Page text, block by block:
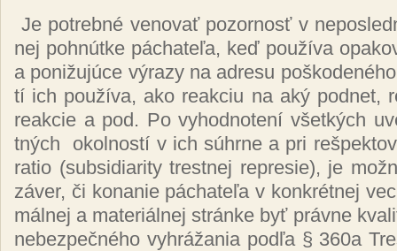
Je pot­reb­né ve­no­vať po­zor­nosť v
nej poh­nút­ke pá­cha­te­ľa, keď pou­ží­va
a po­ni­žu­jú­ce vý­ra­zy na ad­re­su
tí ich pou­ží­va, ako reak­ciu na aký pod­net,
reak­cie a pod. Po vy­hod­no­te­ní všet­kých
tných
okol­nos­tí v ich súhr­ne a pri
ra­tio (sub­si­dia­ri­ty tres­tnej rep­re­sie), je
zá­ver, či ko­na­nie pá­cha­te­ľa v kon­krét­nej
mál­nej a ma­te­riál­nej strán­ke byť práv­ne
ne­bez­peč­né­ho vy­hrá­ža­nia pod­ľa § 360a